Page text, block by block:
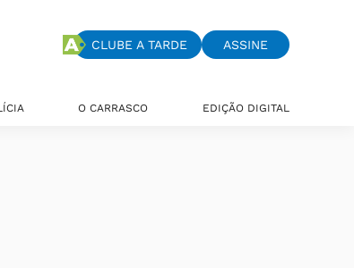
CLUBE A TARDE ASSINE
O CARRASCO EDIÇÃO DIGITAL